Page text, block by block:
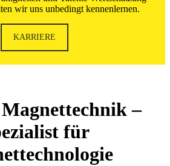
wir uns unbedingt kennenlernen.
KARRIERE
–
für